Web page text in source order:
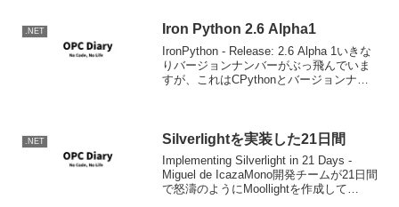
Visual Stud...
.NET Iron Python 2.6 Alpha1
IronPython - Release: 2.6 Alpha 1いきな
りバージョンナンバーがぶっ飛んでいま
すが、これはCPythonとバージョンナン
.NET Silverlightを実装した21日間
Implementing Silverlight in 21 Days -
Miguel de IcazaMono開発チームが21日間
で怒濤のようにMoollightを作成して